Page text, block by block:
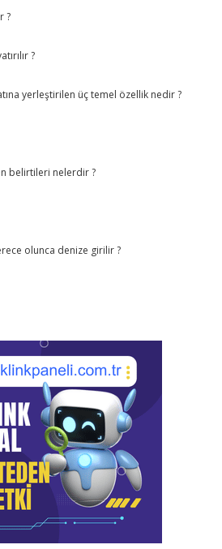
?
?
yerleştirilen üç temel özellik nedir ?
belirtileri nelerdir ?
olunca denize girilir ?